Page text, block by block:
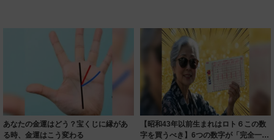
あなたの金運はどう？宝くじに縁があ
る時、金運はこう変わる
【昭和43年以前生まれはロト６この数
字を買うべき】6つの数字が「完全一